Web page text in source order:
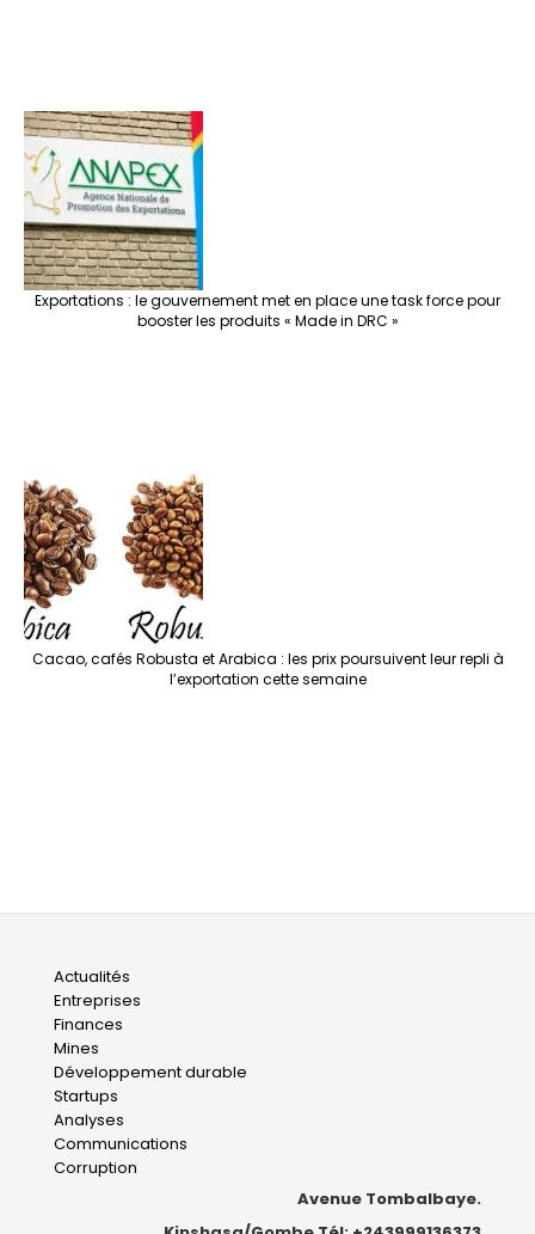
Exportations : le gouvernement met en place une task force pour
booster les produits « Made in DRC »
Cacao, cafés Robusta et Arabica : les prix poursuivent leur repli à
l’exportation cette semaine
Main
navigation
Actualités
Entreprises
Finances
Mines
Développement durable
Startups
Analyses
Communications
Corruption
Avenue Tombalbaye.